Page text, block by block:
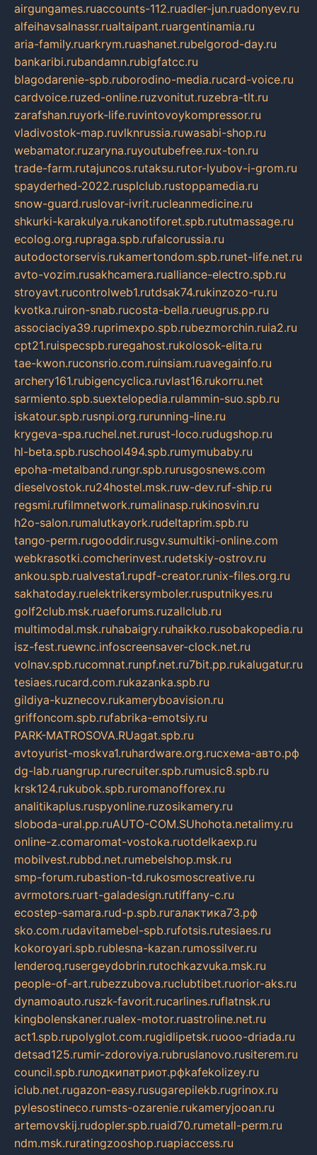
airgungames.ruaccounts-112.ruadler-jun.ruadonyev.ru
alfeihavsalnassr.rualtaipant.ruargentinamia.ru
aria-family.ruarkrym.ruashanet.rubelgorod-day.ru
bankaribi.rubandamn.rubigfatcc.ru
blagodarenie-spb.ruborodino-media.rucard-voice.ru
cardvoice.ruzed-online.ruzvonitut.ruzebra-tlt.ru
zarafshan.ruyork-life.ruvintovoykompressor.ru
vladivostok-map.ruvlknrussia.ruwasabi-shop.ru
webamator.ruzaryna.ruyoutubefree.rux-ton.ru
trade-farm.rutajuncos.rutaksu.rutor-lyubov-i-grom.ru
spayderhed-2022.rusplclub.rustoppamedia.ru
snow-guard.ruslovar-ivrit.rucleanmedicine.ru
shkurki-karakulya.rukanotiforet.spb.rututmassage.ru
ecolog.org.rupraga.spb.rufalcorussia.ru
autodoctorservis.rukamertondom.spb.runet-life.net.ru
avto-vozim.rusakhcamera.rualliance-electro.spb.ru
stroyavt.rucontrolweb1.rutdsak74.rukinzozo-ru.ru
kvotka.ruiron-snab.rucosta-bella.rueugrus.pp.ru
associaciya39.ruprimexpo.spb.rubezmorchin.ruia2.ru
cpt21.ruispecspb.ruregahost.rukolosok-elita.ru
tae-kwon.ruconsrio.com.ruinsiam.ruavegainfo.ru
archery161.rubigencyclica.ruvlast16.rukorru.net
sarmiento.spb.suextelopedia.rulammin-suo.spb.ru
iskatour.spb.rusnpi.org.rurunning-line.ru
krygeva-spa.ruchel.net.rurust-loco.rudugshop.ru
hl-beta.spb.ruschool494.spb.rumymubaby.ru
epoha-metalband.rungr.spb.rurusgosnews.com
dieselvostok.ru24hostel.msk.ruw-dev.ruf-ship.ru
regsmi.rufilmnetwork.rumalinasp.rukinosvin.ru
h2o-salon.rumalutkayork.rudeltaprim.spb.ru
tango-perm.rugooddir.rusgv.sumultiki-online.com
webkrasotki.comcherinvest.rudetskiy-ostrov.ru
ankou.spb.rualvesta1.rupdf-creator.runix-files.org.ru
sakhatoday.ruelektrikersymboler.rusputnikyes.ru
golf2club.msk.ruaeforums.ruzallclub.ru
multimodal.msk.ruhabaigry.ruhaikko.rusobakopedia.ru
isz-fest.ruewnc.infoscreensaver-clock.net.ru
volnav.spb.rucomnat.runpf.net.ru7bit.pp.rukalugatur.ru
tesiaes.rucard.com.rukazanka.spb.ru
gildiya-kuznecov.rukameryboavision.ru
griffoncom.spb.rufabrika-emotsiy.ru
PARK-MATROSOVA.RUagat.spb.ru
avtoyurist-moskva1.ruhardware.org.ruсхема-авто.рф
dg-lab.ruangrup.rurecruiter.spb.rumusic8.spb.ru
krsk124.rukubok.spb.ruromanofforex.ru
analitikaplus.ruspyonline.ruzosikamery.ru
sloboda-ural.pp.ruAUTO-COM.SUhohota.netalimy.ru
online-z.comaromat-vostoka.ruotdelkaexp.ru
mobilvest.rubbd.net.rumebelshop.msk.ru
smp-forum.rubastion-td.rukosmoscreative.ru
avrmotors.ruart-galadesign.rutiffany-c.ru
ecostep-samara.rud-p.spb.ruгалактика73.рф
sko.com.rudavitamebel-spb.rufotsis.rutesiaes.ru
kokoroyari.spb.rublesna-kazan.rumossilver.ru
lenderoq.rusergeydobrin.rutochkazvuka.msk.ru
people-of-art.rubezzubova.ruclubtibet.ruorior-aks.ru
dynamoauto.ruszk-favorit.rucarlines.ruflatnsk.ru
kingbolenskaner.rualex-motor.ruastroline.net.ru
act1.spb.rupolyglot.com.rugidlipetsk.ruooo-driada.ru
detsad125.rumir-zdoroviya.rubruslanovo.rusiterem.ru
council.spb.ruлодкипатриот.рфkafekolizey.ru
iclub.net.rugazon-easy.rusugarepilekb.rugrinox.ru
pylesostineco.rumsts-ozarenie.rukameryjooan.ru
artemovskij.rudopler.spb.ruaid70.rumetall-perm.ru
ndm.msk.ruratingzooshop.ruapiaccess.ru